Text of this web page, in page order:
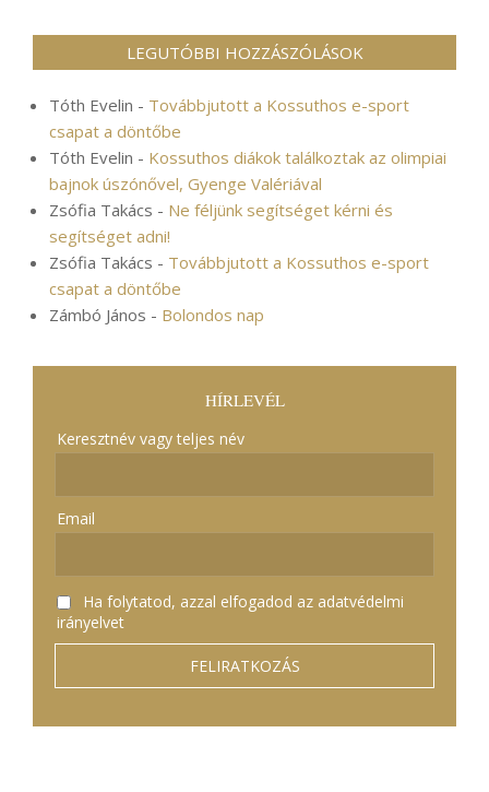
LEGUTÓBBI HOZZÁSZÓLÁSOK
Tóth Evelin - Továbbjutott a Kossuthos e-sport
csapat a döntőbe
Tóth Evelin - Kossuthos diákok találkoztak az olimpiai
bajnok úszónővel, Gyenge Valériával
Zsófia Takács - Ne féljünk segítséget kérni és
segítséget adni!
Zsófia Takács - Továbbjutott a Kossuthos e-sport
csapat a döntőbe
Zámbó János - Bolondos nap
HÍRLEVÉL
Keresztnév vagy teljes név
Email
Ha folytatod, azzal elfogadod az adatvédelmi
irányelvet